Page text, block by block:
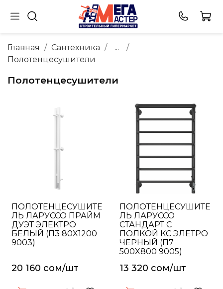
Главная Сантехника
...
Полотенцесушители
Полотенцесушители
ПОЛОТЕНЦЕСУШИТЕ
ЛЬ ЛАРУССО ПРАЙМ
ДУЭТ ЭЛЕКТРО
БЕЛЫЙ (П3 80X1200
9003)
20 160 сом/шт
ПОЛОТЕНЦЕСУШИТЕ
ЛЬ ЛАРУССО
СТАНДАРТ С
ПОЛКОЙ КС ЭЛЕТРО
ЧЕРНЫЙ (П7
500X800 9005)
13 320 сом/шт